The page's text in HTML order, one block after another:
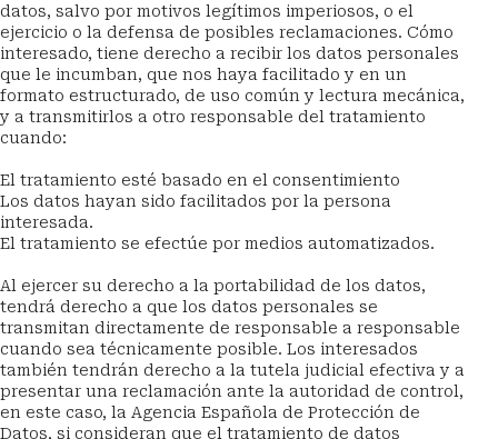
datos, salvo por motivos legítimos imperiosos, o el
ejercicio o la defensa de posibles reclamaciones. Cómo
interesado, tiene derecho a recibir los datos personales
que le incumban, que nos haya facilitado y en un
formato estructurado, de uso común y lectura mecánica,
y a transmitirlos a otro responsable del tratamiento
cuando:
El tratamiento esté basado en el consentimiento
Los datos hayan sido facilitados por la persona
interesada.
El tratamiento se efectúe por medios automatizados.
Al ejercer su derecho a la portabilidad de los datos,
tendrá derecho a que los datos personales se
transmitan directamente de responsable a responsable
cuando sea técnicamente posible. Los interesados
también tendrán derecho a la tutela judicial efectiva y a
presentar una reclamación ante la autoridad de control,
en este caso, la Agencia Española de Protección de
Datos, si consideran que el tratamiento de datos